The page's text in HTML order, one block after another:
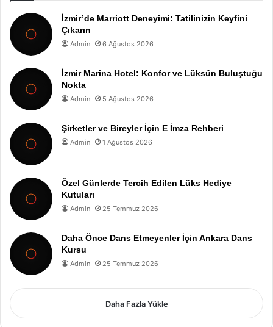
İzmir’de Marriott Deneyimi: Tatilinizin Keyfini
Çıkarın
Admin 6 Ağustos 2026
İzmir Marina Hotel: Konfor ve Lüksün Buluştuğu
Nokta
Admin 5 Ağustos 2026
Şirketler ve Bireyler İçin E İmza Rehberi
Admin 1 Ağustos 2026
Özel Günlerde Tercih Edilen Lüks Hediye
Kutuları
Admin 25 Temmuz 2026
Daha Önce Dans Etmeyenler İçin Ankara Dans
Kursu
Admin 25 Temmuz 2026
Daha Fazla Yükle